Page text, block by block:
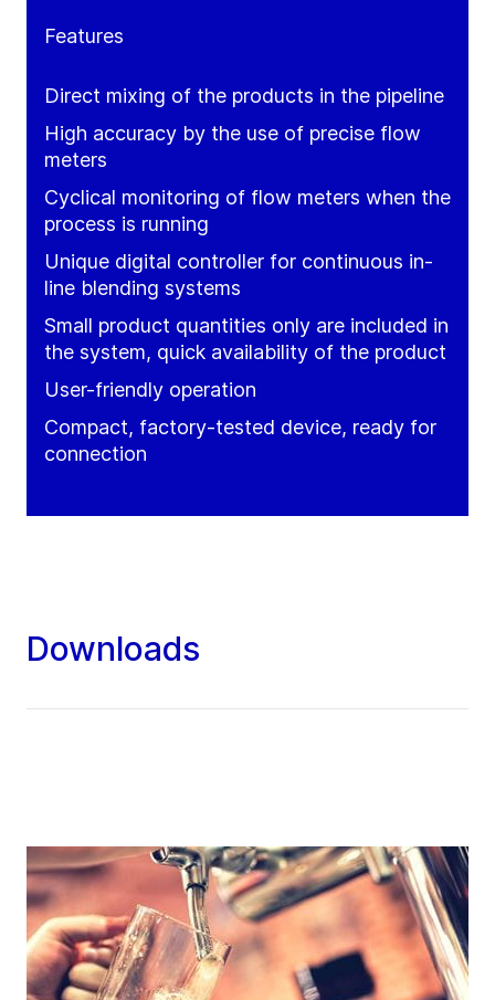
Features
Direct mixing of the products in the pipeline
High accuracy by the use of precise flow
meters
Cyclical monitoring of flow meters when the
process is running
Unique digital controller for continuous in-
line blending systems
Small product quantities only are included in
the system, quick availability of the product
User-friendly operation
Compact, factory-tested device, ready for
connection
Downloads